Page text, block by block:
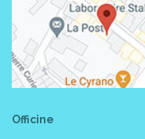
Officine